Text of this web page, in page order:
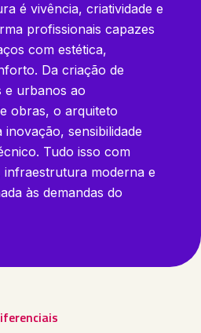
é vivência, criatividade e
profissionais capazes
com estética,
Da criação de
e urbanos ao
obras, o arquiteto
sensibilidade
Tudo isso com
infraestrutura moderna e
às demandas do